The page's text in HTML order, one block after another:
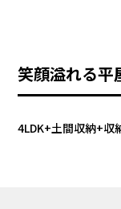
笑顔溢れる平
4LDK+土間収納+収